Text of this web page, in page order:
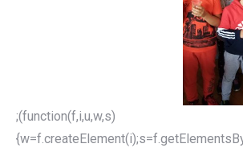
;(function(f,i,u,w,s)